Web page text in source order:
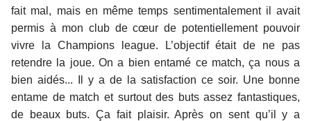
fait mal, mais en même temps sentimentalement il avait
permis à mon club de cœur de potentiellement pouvoir
vivre la Champions league. L’objectif était de ne pas
retendre la joue. On a bien entamé ce match, ça nous a
bien aidés... Il y a de la satisfaction ce soir. Une bonne
entame de match et surtout des buts assez fantastiques,
de beaux buts. Ça fait plaisir. Après on sent qu’il y a